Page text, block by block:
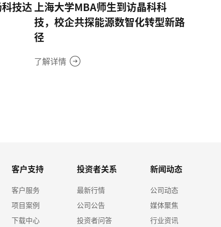
技达上海大学MBA师生到访晶科科
技，校企共探能源数智化转型新路
径
了解详情
客户支持
客户服务
项目案例
下载中心
投资者关系
最新行情
公司公告
投资者问答
新闻动态
公司动态
媒体聚焦
行业资讯